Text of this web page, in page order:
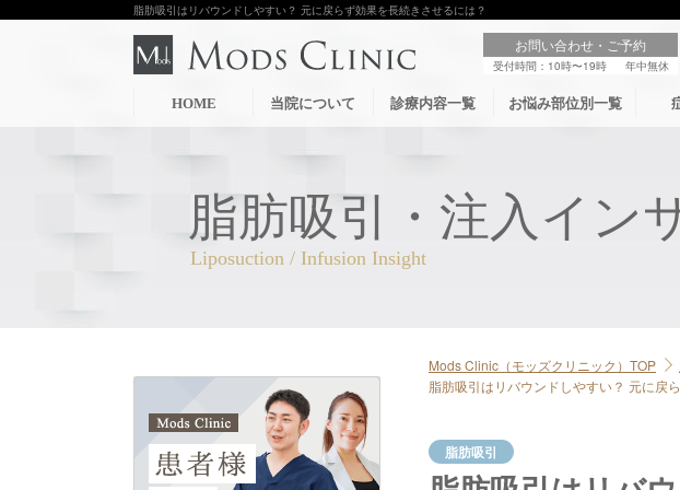
脂肪吸引はリバウンドしやすい？ 元に戻らず効果を長続きさせるには？
お問い合わせ・ご予約
受付時間：10時〜19時 年中無休
HOME 当院について 診療内容一覧 お悩み部位別一覧
脂肪吸引・注入イン
Mods Clinic（モッズクリニック）TOP
脂肪吸引はリバウンドしやすい？ 元に戻
脂肪吸引